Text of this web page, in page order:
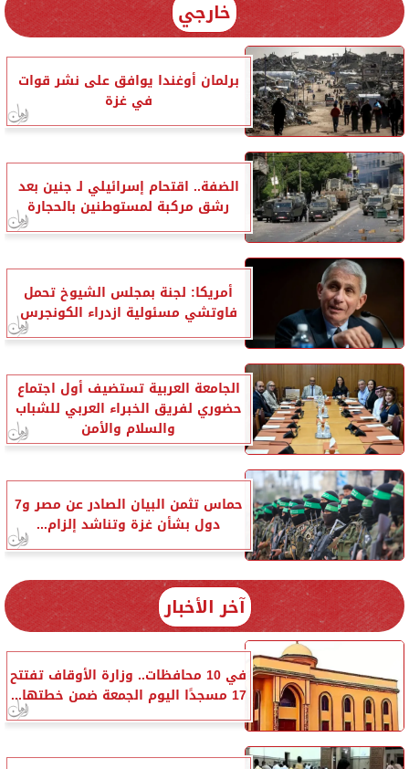
خارجي
برلمان أوغندا يوافق على نشر قوات
في غزة
الضفة.. اقتحام إسرائيلي لـ جنين بعد
رشق مركبة لمستوطنين بالحجارة
أمريكا: لجنة بمجلس الشيوخ تحمل
فاوتشي مسئولية ازدراء الكونجرس
الجامعة العربية تستضيف أول اجتماع
حضوري لفريق الخبراء العربي للشباب
والسلام والأمن
حماس تثمن البيان الصادر عن مصر و7
دول بشأن غزة وتناشد إلزام...
آخر الأخبار
في 10 محافظات.. وزارة الأوقاف تفتتح
17 مسجدًا اليوم الجمعة ضمن خطتها...